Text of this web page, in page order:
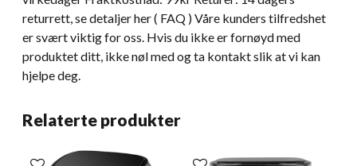
returrett, se detaljer her ( FAQ ) Våre kunders tilfredshet
er svært viktig for oss. Hvis du ikke er fornøyd med
produktet ditt, ikke nøl med og ta kontakt slik at vi kan
hjelpe deg.
Relaterte produkter